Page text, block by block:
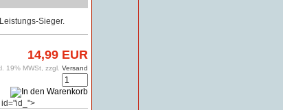
Sieger.
14,99 EUR
19% MWSt, zzgl. Versand